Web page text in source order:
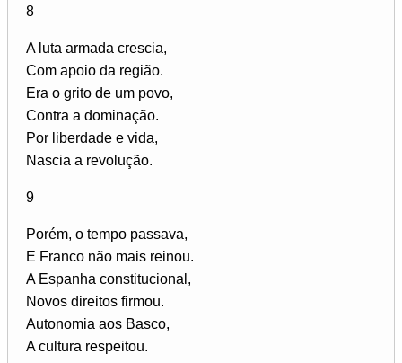
8
A luta armada crescia,
Com apoio da região.
Era o grito de um povo,
Contra a dominação.
Por liberdade e vida,
Nascia a revolução.
9
Porém, o tempo passava,
E Franco não mais reinou.
A Espanha constitucional,
Novos direitos firmou.
Autonomia aos Basco,
A cultura respeitou.